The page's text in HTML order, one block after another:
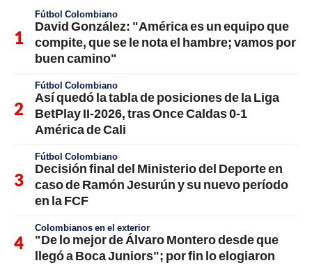
Fútbol Colombiano
David González: "América es un equipo que
compite, que se le nota el hambre; vamos por
buen camino"
Fútbol Colombiano
Así quedó la tabla de posiciones de la Liga
BetPlay II-2026, tras Once Caldas 0-1
América de Cali
Fútbol Colombiano
Decisión final del Ministerio del Deporte en
caso de Ramón Jesurún y su nuevo período
en la FCF
Colombianos en el exterior
"De lo mejor de Álvaro Montero desde que
llegó a Boca Juniors"; por fin lo elogiaron